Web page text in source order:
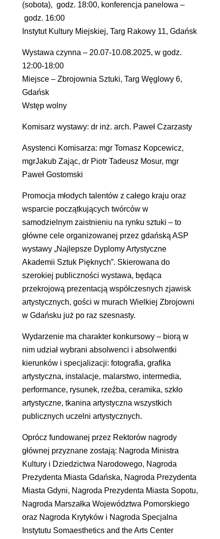
(sobota), godz. 18:00, konferencja panelowa –
godz. 16:00
Instytut Kultury Miejskiej, Targ Rakowy 11, Gdańsk
Wystawa czynna – 20.07-10.08.2025, w godz.
12:00-18:00
Miejsce – Zbrojownia Sztuki, Targ Węglowy 6,
Gdańsk
Wstęp wolny
Komisarz wystawy: dr inż. arch. Paweł Czarzasty
Asystenci Komisarza: mgr Tomasz Kopcewicz,
mgrJakub Zając, dr Piotr Tadeusz Mosur, mgr
Paweł Gostomski
Promocja młodych talentów z całego kraju oraz
wsparcie początkujących twórców w
samodzielnym zaistnieniu na rynku sztuki – to
główne cele organizowanej przez gdańską ASP
wystawy „Najlepsze Dyplomy Artystyczne
Akademii Sztuk Pięknych”. Skierowana do
szerokiej publiczności wystawa, będąca
przekrojową prezentacją współczesnych zjawisk
artystycznych, gości w murach Wielkiej Zbrojowni
w Gdańsku już po raz szesnasty.
Wydarzenie ma charakter konkursowy – biorą w
nim udział wybrani absolwenci i absolwentki
kierunków i specjalizacji: fotografia, grafika
artystyczna, instalacje, malarstwo, intermedia,
performance, rysunek, rzeźba, ceramika, szkło
artystyczne, tkanina artystyczna wszystkich
publicznych uczelni artystycznych.
Oprócz fundowanej przez Rektorów nagrody
głównej przyznane zostają: Nagroda Ministra
Kultury i Dziedzictwa Narodowego, Nagroda
Prezydenta Miasta Gdańska, Nagroda Prezydenta
Miasta Gdyni, Nagroda Prezydenta Miasta Sopotu,
Nagroda Marszałka Województwa Pomorskiego
oraz Nagroda Krytyków i Nagroda Specjalna
Instytutu Somaesthetics and the Arts Center